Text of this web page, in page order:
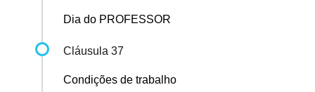
Dia do PROFESSOR
Cláusula 37
Condições de trabalho